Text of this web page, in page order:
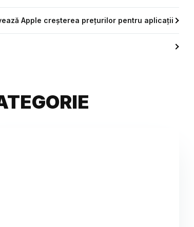
Apple creșterea prețurilor pentru aplicații